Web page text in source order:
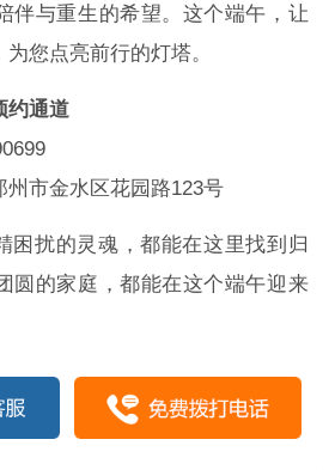
伴与重生的希望。这个端午，让
您点亮前行的灯塔。
约通道
州市金水区花园路123号
困扰的灵魂，都能在这里找到归
圆的家庭，都能在这个端午迎来